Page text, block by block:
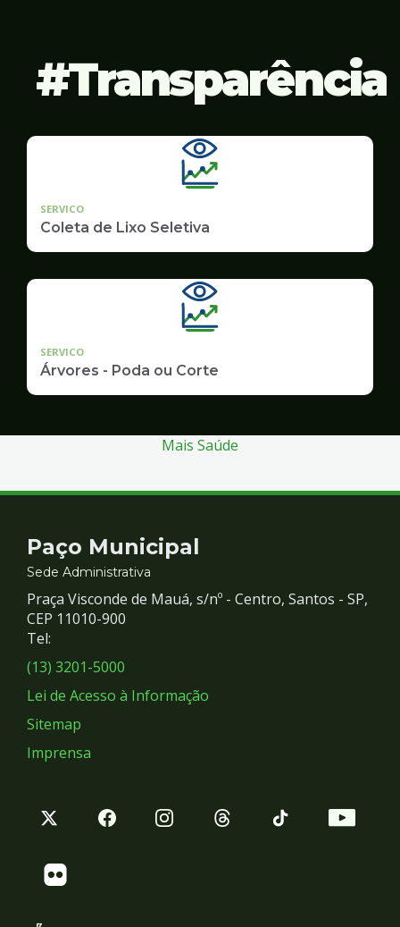
Transparência
SERVICO
Coleta de Lixo Seletiva
SERVICO
Árvores - Poda ou Corte
Mais Saúde
Contato
e
Redes
Sociais
Paço Municipal
Sede Administrativa
Praça Visconde de Mauá, s/nº - Centro, Santos - SP,
CEP 11010-900
Tel:
(13) 3201-5000
Lei de Acesso à Informação
Sitemap
Imprensa